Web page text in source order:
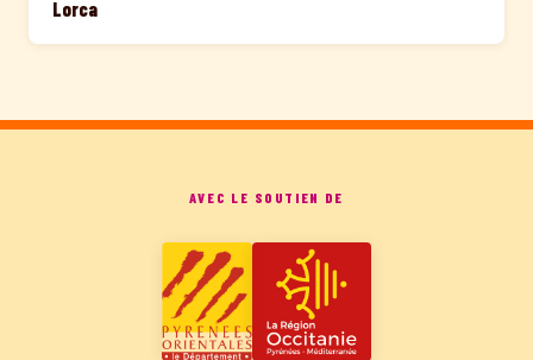
Lorca
AVEC LE SOUTIEN DE